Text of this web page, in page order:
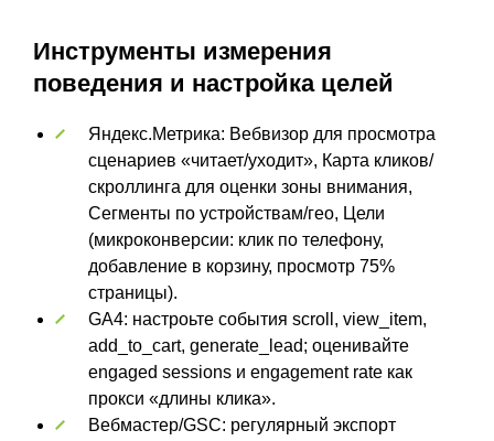
Инструменты измерения
поведения и настройка целей
Яндекс.Метрика: Вебвизор для просмотра
сценариев «читает/уходит», Карта кликов/
скроллинга для оценки зоны внимания,
Сегменты по устройствам/гео, Цели
(микроконверсии: клик по телефону,
добавление в корзину, просмотр 75%
страницы).
GA4: настроьте события scroll, view_item,
add_to_cart, generate_lead; оценивайте
engaged sessions и engagement rate как
прокси «длины клика».
Вебмастер/GSC: регулярный экспорт